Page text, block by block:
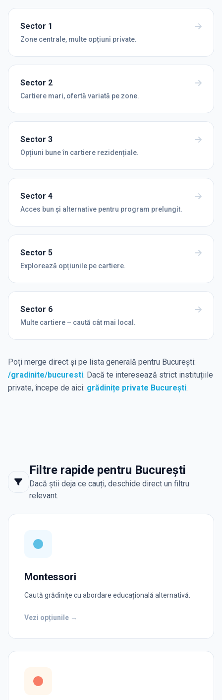
Sector 1
Zone centrale, multe opțiuni private.
Sector 2
Cartiere mari, ofertă variată pe zone.
Sector 3
Opțiuni bune în cartiere rezidențiale.
Sector 4
Acces bun și alternative pentru program prelungit.
Sector 5
Explorează opțiunile pe cartiere.
Sector 6
Multe cartiere – caută cât mai local.
Poți merge direct și pe lista generală pentru București:
/gradinite/bucuresti. Dacă te interesează strict instituțiile
private, începe de aici: grădinițe private București.
Filtre rapide pentru București
Dacă știi deja ce cauți, deschide direct un filtru
relevant.
Montessori
Caută grădinițe cu abordare educațională alternativă.
Vezi opțiunile →